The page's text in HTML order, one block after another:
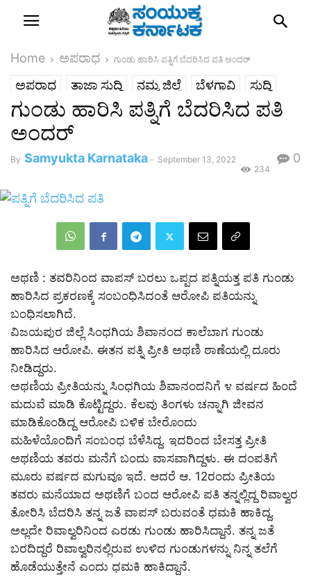
Home ಅಪರಾಧ ಗುಂಡು ಹಾರಿಸಿ ಪತ್ನಿಗೆ ಬೆದರಿಸಿದ ಪತಿ ಅಂದರ್
ಅಪರಾಧ ತಾಜಾ ಸುದ್ದಿ ನಮ್ಮ ಜಿಲ್ಲೆ ಬೆಳಗಾವಿ ಸುದ್ದಿ
ಗುಂಡು ಹಾರಿಸಿ ಪತ್ನಿಗೆ ಬೆದರಿಸಿದ ಪತಿ
ಅಂದರ್
By Samyukta Karnataka - September 13, 2022 0
234
ಅಥಣಿ : ತವರಿನಿಂದ ವಾಪಸ್ ಬರಲು ಒಪ್ಪದ ಪತ್ನಿಯತ್ತ ಪತಿ ಗುಂಡು
ಹಾರಿಸಿದ ಪ್ರಕರಣಕ್ಕೆ ಸಂಬಂಧಿಸಿದಂತೆ ಆರೋಪಿ ಪತಿಯನ್ನು
ಬಂಧಿಸಲಾಗಿದೆ.
ವಿಜಯಪುರ ಜಿಲ್ಲೆ ಸಿಂಧಗಿಯ ಶಿವಾನಂದ ಕಾಲೆಬಾಗ ಗುಂಡು
ಹಾರಿಸಿದ ಆರೋಪಿ. ಈತನ ಪತ್ನಿ ಪ್ರೀತಿ ಅಥಣಿ ಠಾಣೆಯಲ್ಲಿ ದೂರು
ನೀಡಿದ್ದರು.
ಅಥಣಿಯ ಪ್ರೀತಿಯನ್ನು ಸಿಂಧಗಿಯ ಶಿವಾನಂದನಿಗೆ ೪ ವರ್ಷದ ಹಿಂದೆ
ಮದುವೆ ಮಾಡಿ ಕೊಟ್ಟಿದ್ದರು. ಕೆಲವು ತಿಂಗಳು ಚನ್ನಾಗಿ ಜೀವನ
ಮಾಡಿಕೊಂಡಿದ್ದ ಆರೋಪಿ ಬಳಿಕ ಬೇರೊಂದು
ಮಹಿಳೆಯೊಂದಿಗೆ ಸಂಬಂಧ ಬೆಳೆಸಿದ್ದ. ಇದರಿಂದ ಬೇಸತ್ತ ಪ್ರೀತಿ
ಅಥಣಿಯ ತವರು ಮನೆಗೆ ಬಂದು ವಾಸವಾಗಿದ್ದಳು. ಈ ದಂಪತಿಗೆ
ಮೂರು ವರ್ಷದ ಮಗುವೂ ಇದೆ. ಆದರೆ ಆ. 12ರಂದು ಪ್ರೀತಿಯ
ತವರು ಮನೆಯಾದ ಅಥಣಿಗೆ ಬಂದ ಆರೋಪಿ ಪತಿ ತನ್ನಲ್ಲಿದ್ದ ರಿವಾಲ್ವರ
ತೋರಿಸಿ ಬೆದರಿಸಿ ತನ್ನ ಜತೆ ವಾಪಸ್ ಬರುವಂತೆ ಧಮಕಿ ಹಾಕಿದ್ದ.
ಅಲ್ಲದೇ ರಿವಾಲ್ವರಿನಿಂದ ಎರಡು ಗುಂಡು ಹಾರಿಸಿದ್ದಾನೆ. ತನ್ನ ಜತೆ
ಬರದಿದ್ದರೆ ರಿವಾಲ್ವರಿನಲ್ಲಿರುವ ಉಳಿದ ಗುಂಡುಗಳನ್ನು ನಿನ್ನ ತಲೆಗೆ
ಹೊಡೆಯುತ್ತೇನೆ ಎಂದು ಧಮಕಿ ಹಾಕಿದ್ದಾನೆ.